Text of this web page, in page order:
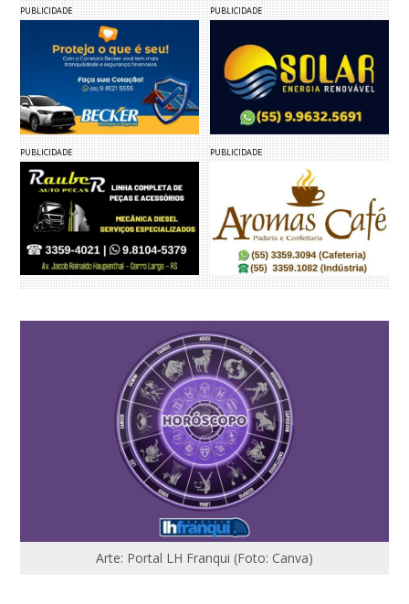
PUBLICIDADE PUBLICIDADE
PUBLICIDADE PUBLICIDADE
Arte: Portal LH Franqui (Foto: Canva)